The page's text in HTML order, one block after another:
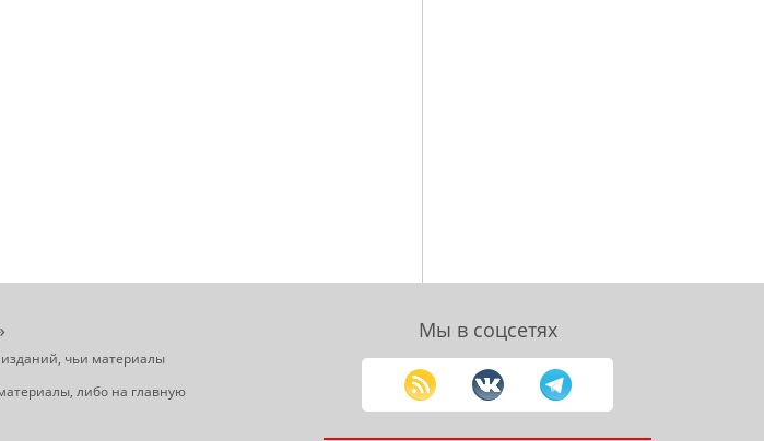
изданий, чьи материалы
либо на главную
Мы в соцсетях